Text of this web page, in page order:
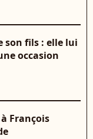
son fils : elle lui
occasion
François